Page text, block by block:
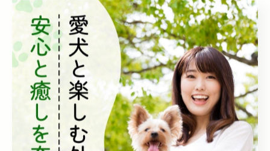
外構工事においてアフターフォローは、満足度を左右す
る重要な要素です。施工後の不具合や経年劣化に対して
迅速に対応してもらえるかどうかが、長期的な安心感に
つながるためです。
具体的には、定期点検やメンテナンスサービスを提供し
ている業者を選ぶことが望ましく、これにより外構の美
観や機能性を維持しやすくなります。奈良県大和郡山市
の地域事情に詳しい業者なら、気候による影響を考慮し